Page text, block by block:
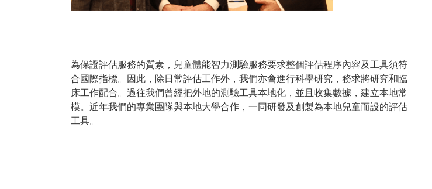
為保證評估服務的質素，兒童體能智力測驗服務要求整個評估程序內容及工具須符
合國際指標。因此，除日常評估工作外，我們亦會進行科學研究，務求將研究和臨
床工作配合。過往我們曾經把外地的測驗工具本地化，並且收集數據，建立本地常
模。近年我們的專業團隊與本地大學合作，一同研發及創製為本地兒童而設的評估
工具。